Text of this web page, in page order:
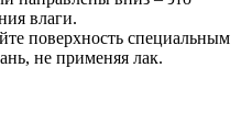
влаги.
поверхность специальным
не применяя лак.